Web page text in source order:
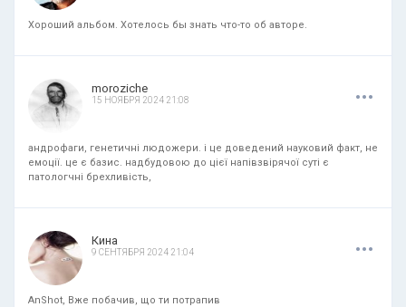
Хороший альбом. Хотелось бы знать что-то об авторе.
moroziche
15 НОЯБРЯ 2024 21:08 ...
андрофаги, генетичні людожери. і це доведений науковий факт, не
емоції. це є базис. надбудовою до цієї напівзвірячої суті є
патологчні брехливість,
Кина
9 СЕНТЯБРЯ 2024 21:04 ...
AnShot, Вже побачив, що ти потрапив